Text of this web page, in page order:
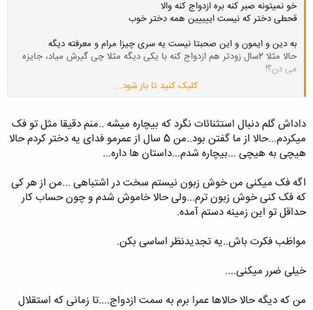
خو نمیتونه صبر کنه بره ازدواج کنه والا
قحطی دختر که نیست اییییین همه دختر خوب
به دین و ایمون و این صحبتا نیست یه سری چیزا مرام و معرفته دیگه
حالا مثلا 2سال زودتر هم ازدواج کنه با یکی دیگه مثلا چی گیرش میاد، جایزه
می دن؟!
اتفاقا من یه رفیقی داشتم خداوکیلی نه کار داشت نه عرضه داشت هیچی
کل تخصصش در خنداندن بود،دلقکیه
ایشون با یه دختر تقریبا پولدار و ازینا که آفتاب مهتاب ندیدن و این صحبت ها
ازدواج کرد
مثلا پدر دختره ترخیص کار خودروئه خودت حسابشو کن
من همیشه واسم سوال بود این چطور با این خانواده وصلت کرد، خودش گفت
همیشه پا پیچشون بودم خواستگاری میرفتم با خود پدر چندبار صحبت کردم
چندبار بهم توهین شد رفتم و اومدم آخر قبول کردن،خود پدر دختره واسش کار
گیر آورد خلاصه عروسیشون افتاد بعد سربازی پسره،این دوستم حتی مدرک
مهندسیشم از تنبلیش نتونست بگیره! از این ریزنمرات بهش دادن و رفت بعد از
چندین سال
خلاصه 70-80% اگر آدم بخواد میشه من یه آدمهایی رو میبینم ازدواج کردن که
کلیک کنید تا باز شود...
داداش گلم دنبال استثنائات نگرد که بیچاره میشه ..منم دقیقا مثل تو فک
میکردم...حالا از ما گفتن بود..من 5 سال از عمرمو فدای یه دختر کردم حالا
هیچی به هیچی ...بیچاره شدم...داستان ها داره...
اگه فک میکنی من خوش زبون نیستم سخت در اشتباهی ...من از هر کی
که فک کنی خوش زبون ترم...ولی حالا خاموش شدم و چون حساب کار
حداقل تو این زمینه دستم آمده.
مواظب فکرت باش..یه تجدیدنظر اساسی بکن.
خیلی ضرر میکنی....
من که دیگه حالا حالاها عمرا برم به سمت ازدواج....تا زمانی که استقلال